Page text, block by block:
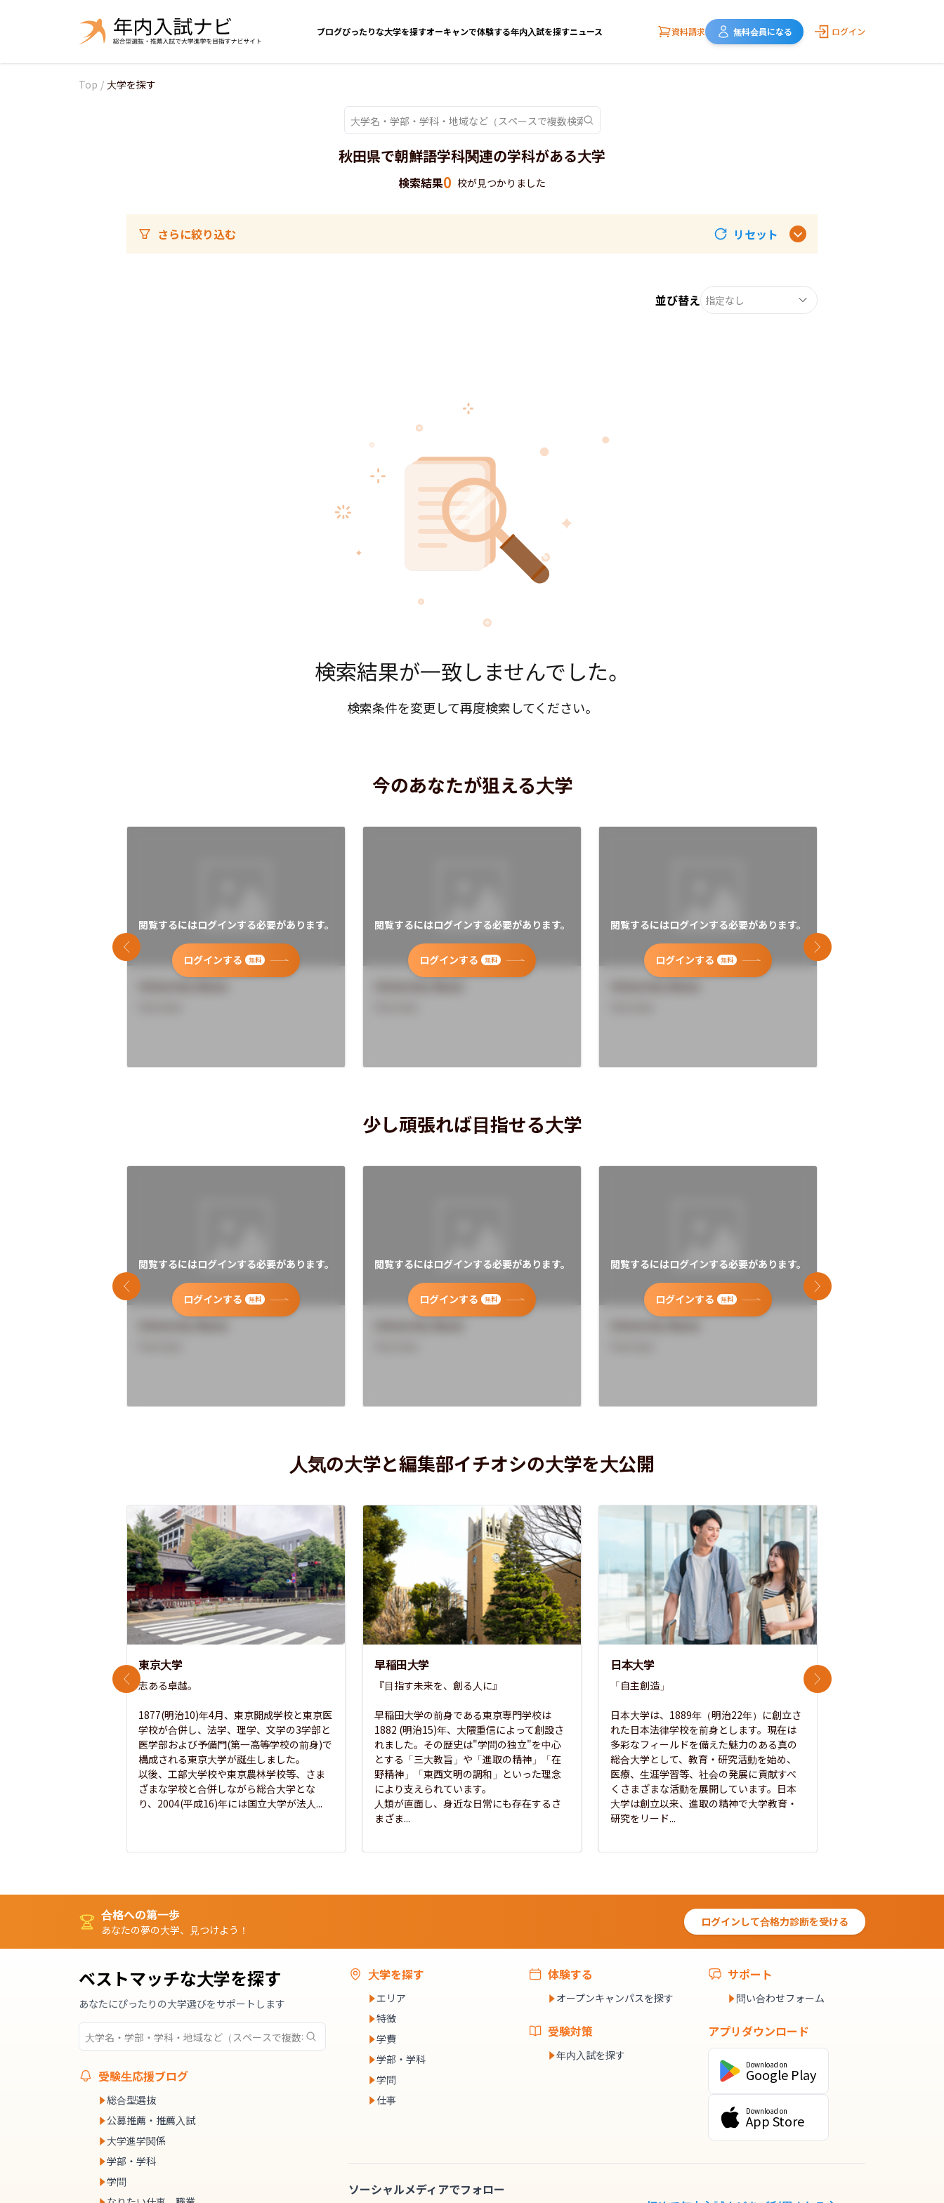
ブログぴったりな大学を探すオーキャンで体験する年内入試を探すニュース 資料請求 無料会員になる ログイン
Top / 大学を探す
秋田県で朝鮮語学科関連の学科がある大学
検索結果0 校が見つかりました
さらに絞り込む リセット
並び替え 指定なし
検索結果が一致しませんでした。
検索条件を変更して再度検索してください。
今のあなたが狙える大学
閲覧するにはログインする必要があります。
ログインする 無料
閲覧するにはログインする必要があります。
ログインする 無料
閲覧するにはログインする必要があります。
ログインする 無料
前のスライド 次のスライド
少し頑張れば目指せる大学
閲覧するにはログインする必要があります。
ログインする 無料
閲覧するにはログインする必要があります。
ログインする 無料
閲覧するにはログインする必要があります。
ログインする 無料
前のスライド 次のスライド
人気の大学と編集部イチオシの大学を大公開
東京大学
志ある卓越。
1877(明治10)年4月、東京開成学校と東京医
学校が合併し、法学、理学、文学の3学部と
医学部および予備門(第一高等学校の前身)で
構成される東京大学が誕生しました。
以後、工部大学校や東京農林学校等、さま
ざまな学校と合併しながら総合大学とな
り、2004(平成16)年には国立大学が法人...
早稲田大学
『目指す未来を、創る人に』
早稲田大学の前身である東京専門学校は
1882 (明治15)年、大隈重信によって創設さ
れました。その歴史は"学問の独立"を中心
とする「三大教旨」や「進取の精神」「在
野精神」「東西文明の調和」といった理念
により支えられています。
人類が直面し、身近な日常にも存在するさ
まざま...
日本大学
「自主創造」
日本大学は、1889年（明治22年）に創立さ
れた日本法律学校を前身とします。現在は
多彩なフィールドを備えた魅力のある真の
総合大学として、教育・研究活動を始め、
医療、生涯学習等、社会の発展に貢献すべ
くさまざまな活動を展開しています。日本
大学は創立以来、進取の精神で大学教育・
研究をリード...
前のスライド 次のスライド
合格への第一歩
あなたの夢の大学、見つけよう！
ログインして合格力診断を受ける
ベストマッチな大学を探す
あなたにぴったりの大学選びをサポートします
受験生応援ブログ
総合型選抜
公募推薦・推薦入試
大学進学関係
学部・学科
学問
大学を探す
エリア
特徴
学費
学部・学科
学問
仕事
体験する
オープンキャンパスを探す
受験対策
年内入試を探す
サポート
問い合わせフォーム
アプリダウンロード
Download on
Google Play
Download on
App Store
ソーシャルメディアでフォロー